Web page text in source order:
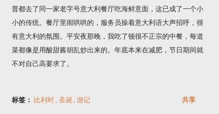
普都去了同一家老字号意大利餐厅吃海鲜意面，这已成了一个小
小的传统。餐厅里闹哄哄的，服务员操着意大利语大声招呼，很
有意大利的氛围。平安夜那晚，我吃了顿很不正宗的中餐，每道
菜都像是用酸甜酱胡乱炒出来的。年底本来在减肥，节日期间就
不对自己高要求了。
标签： 比利时 圣诞 游记 共享